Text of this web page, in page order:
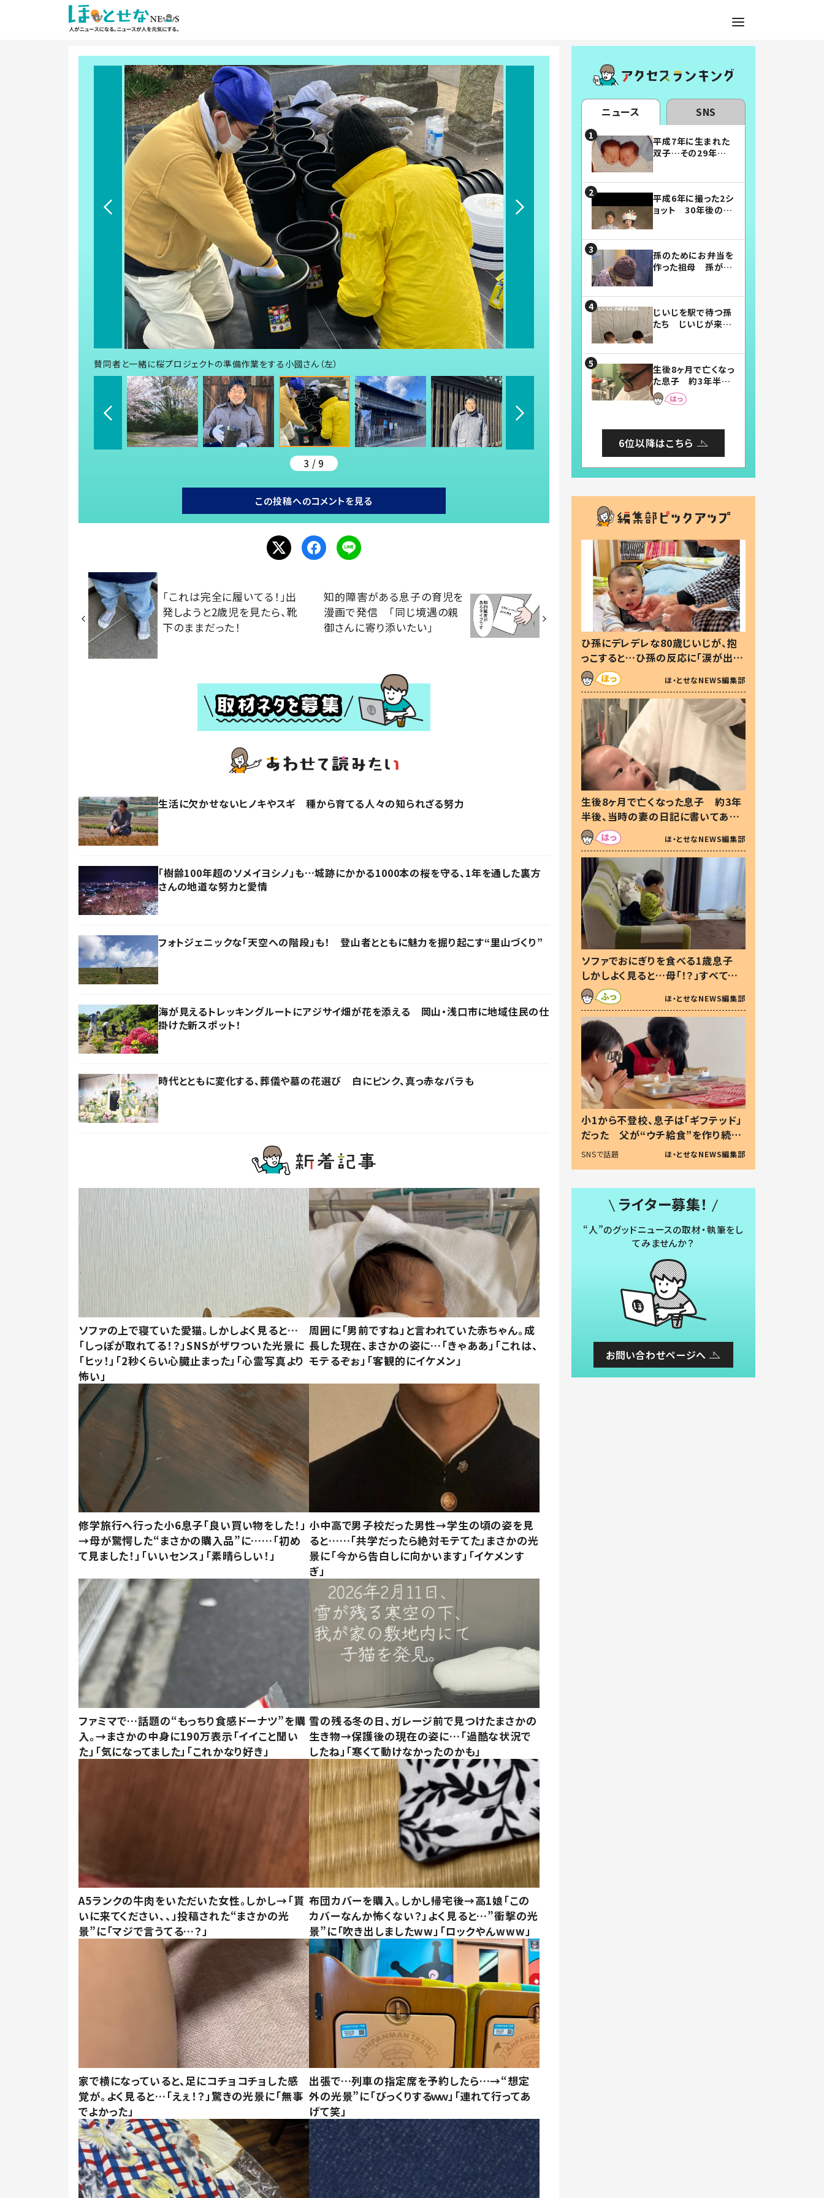
賛同者と一緒に桜プロジェクトの準備作業をする小國さん（左）
3 / 9
この投稿へのコメントを見る
「これは完全に履いてる！」出
発しようと2歳児を見たら、靴
下のままだった！
知的障害がある息子の育児を
漫画で発信 「同じ境遇の親
御さんに寄り添いたい」
生活に欠かせないヒノキやスギ 種から育てる人々の知られざる努力
「樹齢100年超のソメイヨシノ」も…城跡にかかる1000本の桜を守る、1年を通した裏方
さんの地道な努力と愛情
フォトジェニックな「天空への階段」も！ 登山者とともに魅力を掘り起こす“里山づくり”
海が見えるトレッキングルートにアジサイ畑が花を添える 岡山・浅口市に地域住民の仕
掛けた新スポット！
時代とともに変化する、葬儀や墓の花選び 白にピンク、真っ赤なバラも
ソファの上で寝ていた愛猫。しかしよく見ると…
「しっぽが取れてる！？」SNSがザワついた光景に
「ヒッ！」「2秒くらい心臓止まった」「心霊写真より
怖い」
周囲に「男前ですね」と言われていた赤ちゃん。成
長した現在、まさかの姿に…「きゃああ」「これは、
モテるぞぉ」「客観的にイケメン」
修学旅行へ行った小6息子「良い買い物をした！」
→母が驚愕した“まさかの購入品”に……「初め
て見ました！」「いいセンス」「素晴らしい！」
小中高で男子校だった男性→学生の頃の姿を見
ると……「共学だったら絶対モテてた」まさかの光
景に「今から告白しに向かいます」「イケメンす
ぎ」
ファミマで…話題の“もっちり食感ドーナツ”を購
入。→まさかの中身に190万表示「イイこと聞い
た」「気になってました」「これかなり好き」
雪の残る冬の日、ガレージ前で見つけたまさかの
生き物→保護後の現在の姿に…「過酷な状況で
したね」「寒くて動けなかったのかも」
A5ランクの牛肉をいただいた女性。しかし→「貰
いに来てください、、」投稿された“まさかの光
景”に「マジで言うてる…？」
布団カバーを購入。しかし帰宅後→高1娘「この
カバーなんか怖くない？」よく見ると…”衝撃の光
景”に「吹き出しましたww」「ロックやんwww」
家で横になっていると、足にコチョコチョした感
覚が。よく見ると…「えぇ！？」驚きの光景に「無事
でよかった」
出張で…列車の指定席を予約したら…→“想定
外の光景”に「びっくりするｗｗ」「連れて行ってあ
げて笑」
ニュース SNS
平成7年に生まれた
双子…その29年後
平成6年に撮った2シ
ョット 30年後の姿
孫のためにお弁当を
作った祖母 孫が絶
じいじを駅で待つ孫
たち じいじが来た
まらない」「幸せにな
れる」
生後8ヶ月で亡くなっ
た息子 約3年半
後、当時の妻の日記
に書いてあった本音
6位以降はこちら
ひ孫にデレデレな80歳じいじが、抱
っこすると…ひ孫の反応に「涙が出ま
した」「可愛くて仕方ない」
ほ・とせなNEWS編集部
生後8ヶ月で亡くなった息子 約3年
半後、当時の妻の日記に書いてあっ
た本音とは
ほ・とせなNEWS編集部
ソファでおにぎりを食べる1歳息子
しかしよく見ると…母「！？」すべてを
察した母の投稿に「可愛いから許
す！」「現行犯〜」
ほ・とせなNEWS編集部
小1から不登校、息子は「ギフテッド」
だった 父が“ウチ給食”を作り続け
る理由とは #令和の親 #令和の子
SNSで話題 ほ・とせなNEWS編集部
ライター募集！
“人”のグッドニュースの取材・執筆をし
てみませんか？
お問い合わせページへ